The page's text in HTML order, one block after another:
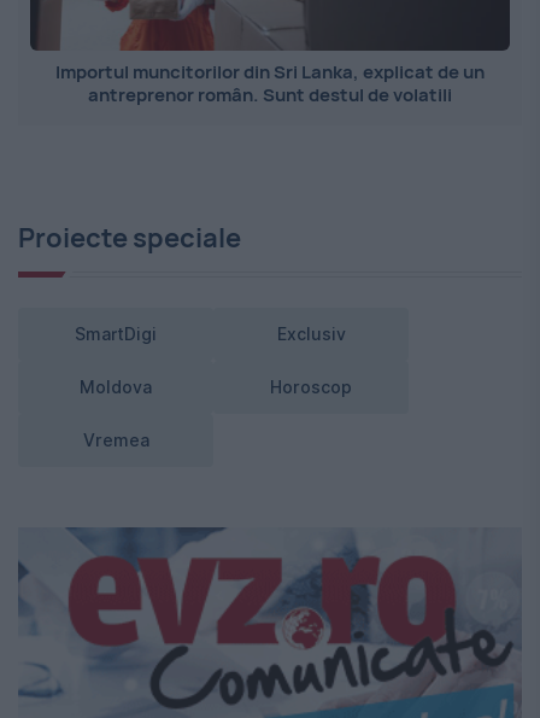
Importul muncitorilor din Sri Lanka, explicat de un
antreprenor român. Sunt destul de volatili
Proiecte speciale
SmartDigi Exclusiv
Moldova Horoscop
Vremea